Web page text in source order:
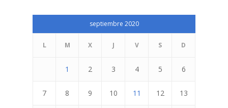
septiembre 2020
L M X J V S D
1 2 3 4 5 6
7 8 9 10 11 12 13